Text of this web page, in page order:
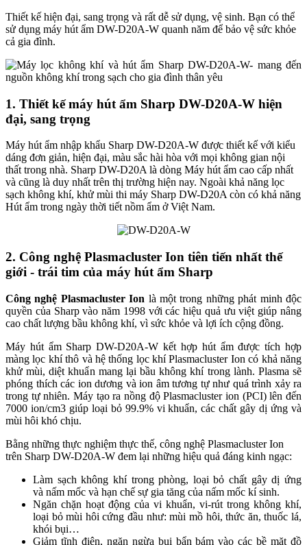
Thiết kế hiện đại, sang trọng và rất dễ sử dụng, vệ sinh. Bạn có thể
sử dụng máy hút ẩm DW-D20A-W quanh năm để bảo vệ sức khỏe
cả gia đình.
1. Thiết kế máy hút ẩm Sharp DW-D20A-W hiện
đại, sang trọng
Máy hút ẩm nhập khẩu Sharp DW-D20A-W được thiết kế với kiểu
dáng đơn giản, hiện đại, màu sắc hài hòa với mọi không gian nội
thất trong nhà. Sharp DW-D20A là dòng Máy hút ẩm cao cấp nhất
và cũng là duy nhất trên thị trường hiện nay. Ngoài khả năng lọc
sạch không khí, khử mùi thi máy Sharp DW-D20A còn có khả năng
Hút ẩm trong ngày thời tiết nồm ẩm ở Việt Nam.
2. Công nghệ Plasmacluster Ion tiên tiến nhất thế
giới - trái tim của máy hút ẩm Sharp
Công nghệ Plasmacluster Ion là một trong những phát minh độc
quyền của Sharp vào năm 1998 với các hiệu quả ưu việt giúp nâng
cao chất lượng bầu không khí, vì sức khỏe và lợi ích cộng đồng.
Máy hút ẩm Sharp DW-D20A-W kết hợp hút ẩm được tích hợp
màng lọc khí thô và hệ thống lọc khí Plasmacluster Ion có khả năng
khử mùi, diệt khuẩn mang lại bầu không khí trong lành. Plasma sẽ
phóng thích các ion dương và ion âm tương tự như quá trình xảy ra
trong tự nhiên. Máy tạo ra nồng độ Plasmacluster ion (PCI) lên đến
7000 ion/cm3 giúp loại bỏ 99.9% vi khuẩn, các chất gây dị ứng và
mùi hôi khó chịu.
Bằng những thực nghiệm thực thế, công nghệ Plasmacluster Ion
trên Sharp DW-D20A-W đem lại những hiệu quả đáng kinh ngạc:
Làm sạch không khí trong phòng, loại bỏ chất gây dị ứng
và nấm mốc và hạn chế sự gia tăng của nấm mốc kí sinh.
Ngăn chặn hoạt động của vi khuẩn, vi-rút trong không khí,
loại bỏ mùi hôi cứng đầu như: mùi mồ hôi, thức ăn, thuốc lá,
khói bụi…
Giảm tĩnh điện, ngăn ngừa bụi bẩn bám vào các bề mặt đồ